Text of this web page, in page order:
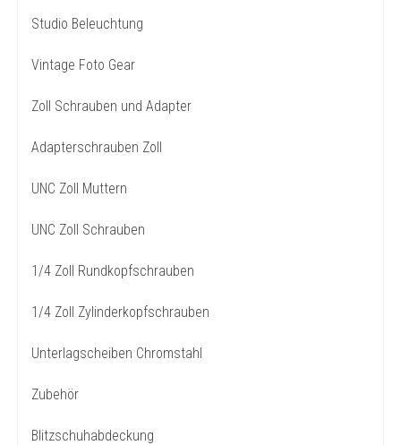
Studio Beleuchtung
Vintage Foto Gear
Zoll Schrauben und Adapter
Adapterschrauben Zoll
UNC Zoll Muttern
UNC Zoll Schrauben
1/4 Zoll Rundkopfschrauben
1/4 Zoll Zylinderkopfschrauben
Unterlagscheiben Chromstahl
Zubehör
Blitzschuhabdeckung